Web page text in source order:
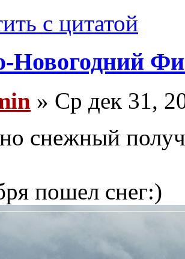
с цитатой
Новогодний
» Ср дек 31,
снежный
пошел снег:)